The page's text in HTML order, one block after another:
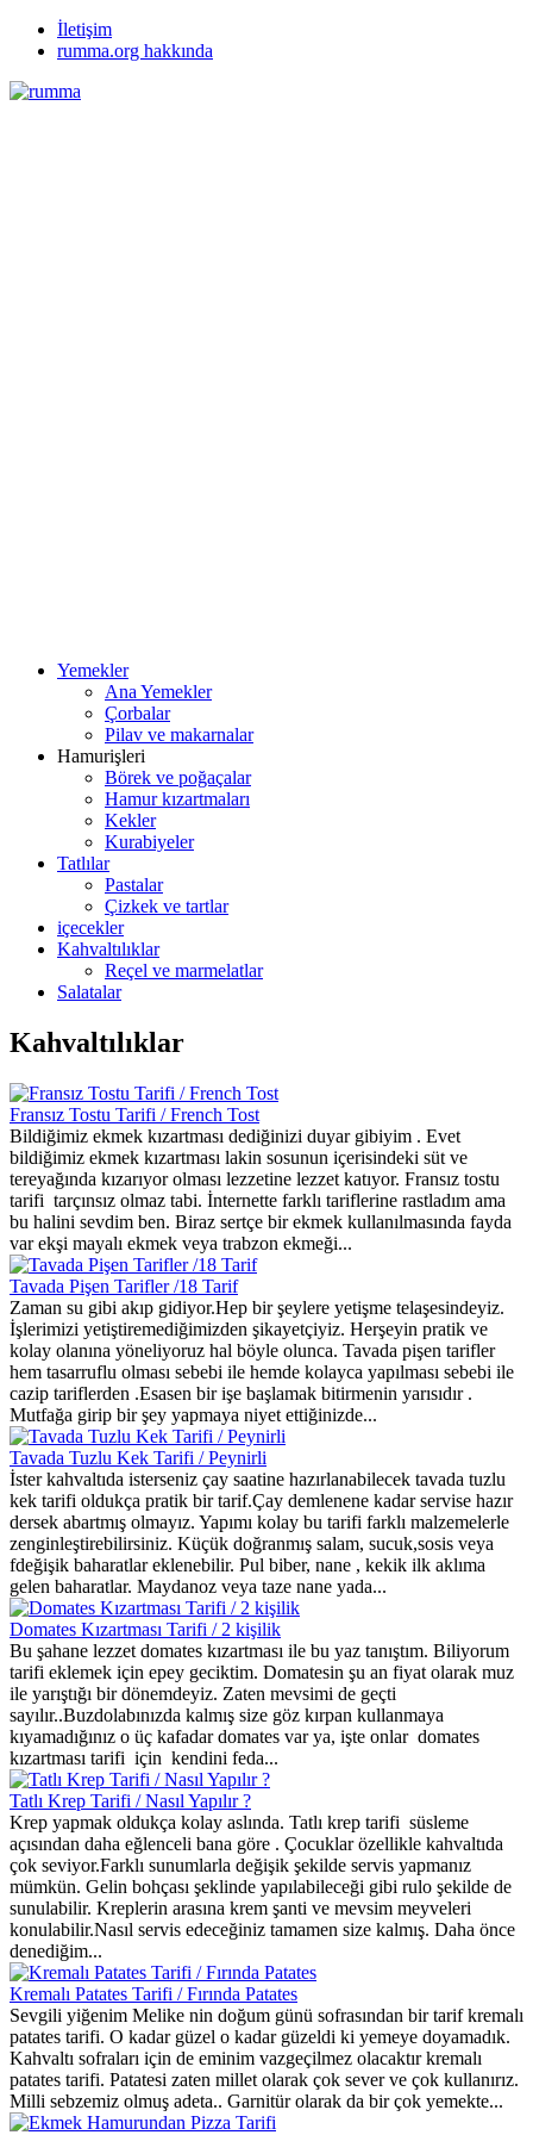
İletişim
rumma.org hakkında
Yemekler
Ana Yemekler
Çorbalar
Pilav ve makarnalar
Hamurişleri
Börek ve poğaçalar
Hamur kızartmaları
Kekler
Kurabiyeler
Tatlılar
Pastalar
Çizkek ve tartlar
içecekler
Kahvaltılıklar
Reçel ve marmelatlar
Salatalar
Kahvaltılıklar
Fransız Tostu Tarifi / French Tost
Bildiğimiz ekmek kızartması dediğinizi duyar gibiyim . Evet
bildiğimiz ekmek kızartması lakin sosunun içerisindeki süt ve
tereyağında kızarıyor olması lezzetine lezzet katıyor. Fransız tostu
tarifi tarçınsız olmaz tabi. İnternette farklı tariflerine rastladım ama
bu halini sevdim ben. Biraz sertçe bir ekmek kullanılmasında fayda
var ekşi mayalı ekmek veya trabzon ekmeği...
Tavada Pişen Tarifler /18 Tarif
Zaman su gibi akıp gidiyor.Hep bir şeylere yetişme telaşesindeyiz.
İşlerimizi yetiştiremediğimizden şikayetçiyiz. Herşeyin pratik ve
kolay olanına yöneliyoruz hal böyle olunca. Tavada pişen tarifler
hem tasarruflu olması sebebi ile hemde kolayca yapılması sebebi ile
cazip tariflerden .Esasen bir işe başlamak bitirmenin yarısıdır .
Mutfağa girip bir şey yapmaya niyet ettiğinizde...
Tavada Tuzlu Kek Tarifi / Peynirli
İster kahvaltıda isterseniz çay saatine hazırlanabilecek tavada tuzlu
kek tarifi oldukça pratik bir tarif.Çay demlenene kadar servise hazır
dersek abartmış olmayız. Yapımı kolay bu tarifi farklı malzemelerle
zenginleştirebilirsiniz. Küçük doğranmış salam, sucuk,sosis veya
fdeğişik baharatlar eklenebilir. Pul biber, nane , kekik ilk aklıma
gelen baharatlar. Maydanoz veya taze nane yada...
Domates Kızartması Tarifi / 2 kişilik
Bu şahane lezzet domates kızartması ile bu yaz tanıştım. Biliyorum
tarifi eklemek için epey geciktim. Domatesin şu an fiyat olarak muz
ile yarıştığı bir dönemdeyiz. Zaten mevsimi de geçti
sayılır..Buzdolabınızda kalmış size göz kırpan kullanmaya
kıyamadığınız o üç kafadar domates var ya, işte onlar domates
kızartması tarifi için kendini feda...
Tatlı Krep Tarifi / Nasıl Yapılır ?
Krep yapmak oldukça kolay aslında. Tatlı krep tarifi süsleme
açısından daha eğlenceli bana göre . Çocuklar özellikle kahvaltıda
çok seviyor.Farklı sunumlarla değişik şekilde servis yapmanız
mümkün. Gelin bohçası şeklinde yapılabileceği gibi rulo şekilde de
sunulabilir. Kreplerin arasına krem şanti ve mevsim meyveleri
konulabilir.Nasıl servis edeceğiniz tamamen size kalmış. Daha önce
denediğim...
Kremalı Patates Tarifi / Fırında Patates
Sevgili yiğenim Melike nin doğum günü sofrasından bir tarif kremalı
patates tarifi. O kadar güzel o kadar güzeldi ki yemeye doyamadık.
Kahvaltı sofraları için de eminim vazgeçilmez olacaktır kremalı
patates tarifi. Patatesi zaten millet olarak çok sever ve çok kullanırız.
Milli sebzemiz olmuş adeta.. Garnitür olarak da bir çok yemekte...